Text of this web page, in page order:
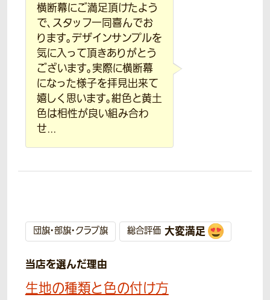
横断幕にご満足頂けたよう
で、スタッフ一同喜んでお
ります。デザインサンプルを
気に入って頂きありがとう
ございます。実際に横断幕
になった様子を拝見出来て
嬉しく思います。紺色と黄土
色は相性が良い組み合わ
せ...
団旗・部旗・クラブ旗 総合評価 大変満足
当店を選んだ理由
生地の種類と色の付け方